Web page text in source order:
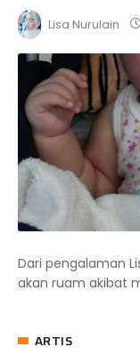
Lisa Nurulain
Dari pengalaman
akan ruam akibat
ARTIS